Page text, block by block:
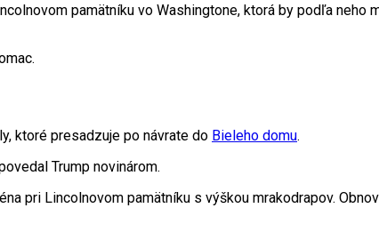
pamätníku vo Washingtone, ktorá by podľa neho
ktoré presadzuje po návrate do Bieleho domu.
Trump novinárom.
pri Lincolnovom pamätníku s výškou mrakodrapov.